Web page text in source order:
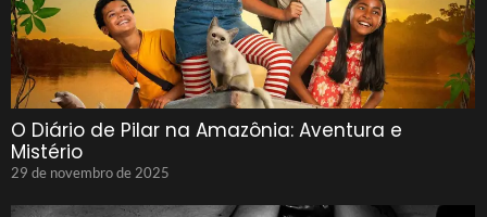
O Diário de Pilar na Amazônia: Aventura e
Mistério
29 de novembro de 2025